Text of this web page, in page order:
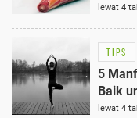
lewat 4
TIPS
5
Baik
lewat 4